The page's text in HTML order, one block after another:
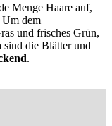
Menge Haare auf,
Um dem
und frisches Grün,
sind die Blätter und
.